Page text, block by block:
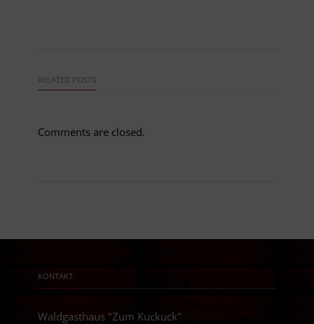
RELATED POSTS
Comments are closed.
KONTAKT
Waldgasthaus "Zum Kuckuck"